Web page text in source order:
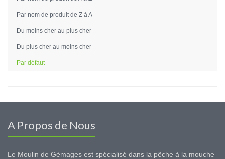
Par nom de produit de Z à A
Du moins cher au plus cher
Du plus cher au moins cher
Par défaut
A Propos de Nous
Le Moulin de Gémages est spécialisé dans la pêche à la mouche